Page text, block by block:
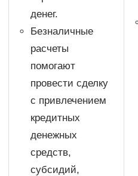
денег.
Безналичные
расчеты
помогают
провести сделку
с привлечением
кредитных
денежных
средств,
субсидий,